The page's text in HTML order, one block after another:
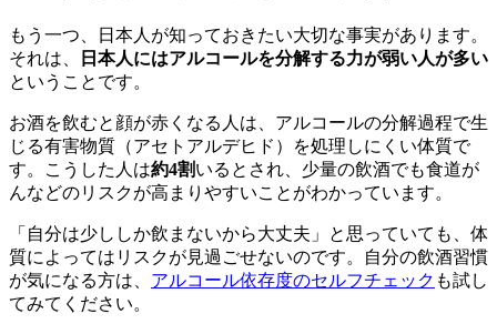
もう一つ、日本人が知っておきたい大切な事実があります。
それは、
日本人にはアルコールを分解する力が弱い人が多い
ということです。
お酒を飲むと顔が赤くなる人は、アルコールの分解過程で生
じる有害物質（アセトアルデヒド）を処理しにくい体質で
す。こうした人は約4割いるとされ、少量の飲酒でも食道が
んなどのリスクが高まりやすいことがわかっています。
「自分は少ししか飲まないから大丈夫」と思っていても、体
質によってはリスクが見過ごせないのです。自分の飲酒習慣
が気になる方は、 アルコール依存度のセルフチェック も試し
てみてください。